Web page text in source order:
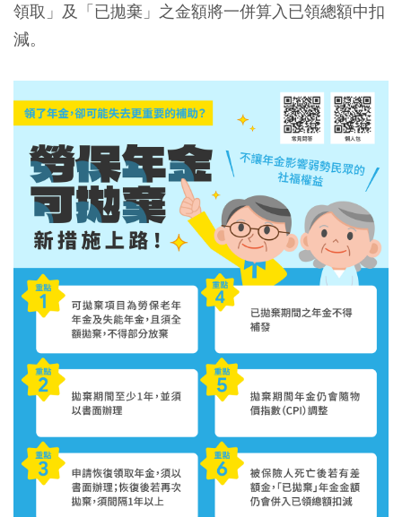
領取」及「已拋棄」之金額將一併算入已領總額中扣
減。